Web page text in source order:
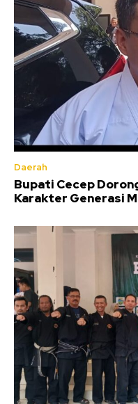
Daerah
Bupati Cecep
Karakter Generasi